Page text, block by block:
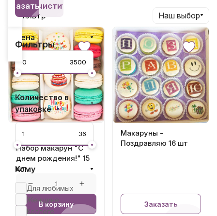
1 750 ₽
Набор макарун "С
днем рождения!" 15
шт
В корзину
Макаруны -
Поздравляю 16 шт
Заказать
Наш выбор
Фильтр
Фильтры
Цена
Количество в
упаковке
Кому
Для любимых
Женщине
Коллеге
Показать 241
Очистить